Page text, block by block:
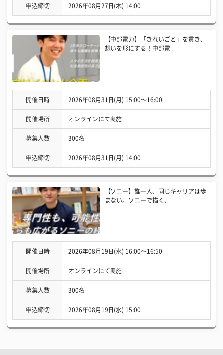
申込締切 2026年08月27日(木) 14:00
【中部電力】「きれいごと」を貫き、
想いを形にする！中部電
開催日時 2026年08月31日(月) 15:00〜16:00
開催場所 オンラインにて実施
募集人数 300名
申込締切 2026年08月31日(月) 14:00
【ソニー】誰一人、同じキャリアは歩
まない。ソニーで描く、
開催日時 2026年08月19日(水) 16:00〜16:50
開催場所 オンラインにて実施
募集人数 300名
申込締切 2026年08月19日(水) 15:00